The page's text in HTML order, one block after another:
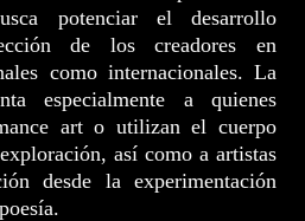
potenciar el desarrollo
de los creadores en
como internacionales. La
especialmente a quienes
art o utilizan el cuerpo
así como a artistas
desde la experimentación